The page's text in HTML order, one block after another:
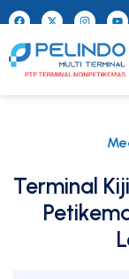
Terminal